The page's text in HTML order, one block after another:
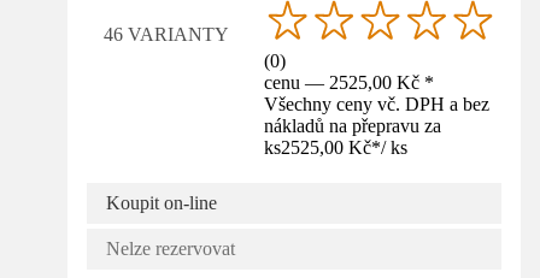
46 VARIANTY
(0)
cenu — 2525,00 Kč *
Všechny ceny vč. DPH a bez
nákladů na přepravu za
ks2525,00 Kč*/ ks
Koupit on-line
Nelze rezervovat